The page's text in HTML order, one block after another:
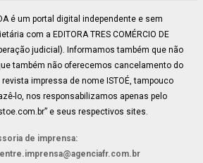
é um portal digital independente e sem
com a EDITORA TRES COMÉRCIO DE
judicial). Informamos também que não
também não oferecemos cancelamento do
impressa de nome ISTOÉ, tampouco
lo, nos responsabilizamos apenas pelo
e seus respectivos sites.
de imprensa: